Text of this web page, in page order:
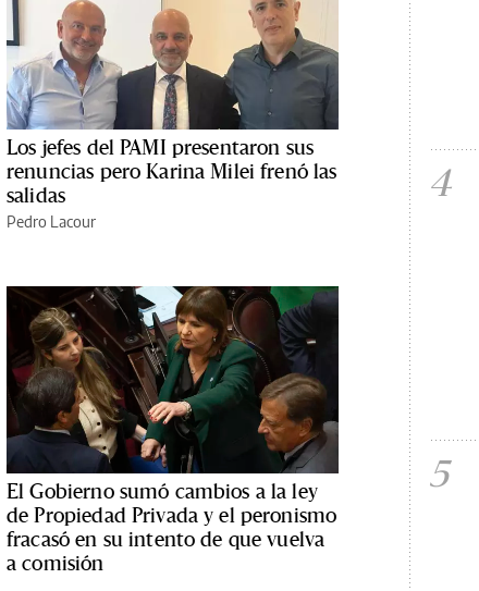
Los jefes del PAMI presentaron sus
renuncias pero Karina Milei frenó las
salidas
Pedro Lacour
El Gobierno sumó cambios a la ley
de Propiedad Privada y el peronismo
fracasó en su intento de que vuelva
a comisión
4
5